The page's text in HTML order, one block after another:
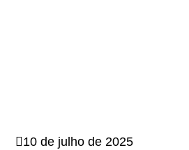
10 de julho de 2025